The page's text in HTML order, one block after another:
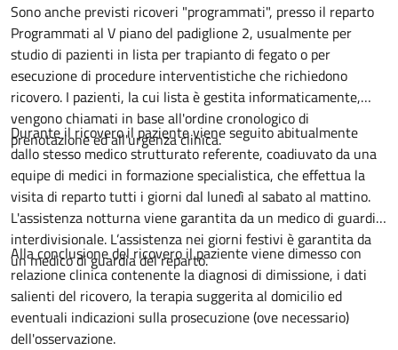
Sono anche previsti ricoveri "programmati", presso il reparto
Programmati al V piano del padiglione 2, usualmente per
studio di pazienti in lista per trapianto di fegato o per
esecuzione di procedure interventistiche che richiedono
ricovero. I pazienti, la cui lista è gestita informaticamente,
vengono chiamati in base all'ordine cronologico di
prenotazione ed all'urgenza clinica.
Durante il ricovero il paziente viene seguito abitualmente
dallo stesso medico strutturato referente, coadiuvato da una
equipe di medici in formazione specialistica, che effettua la
visita di reparto tutti i giorni dal lunedì al sabato al mattino.
L'assistenza notturna viene garantita da un medico di guardia
interdivisionale. L’assistenza nei giorni festivi è garantita da
un medico di guardia del reparto.
Alla conclusione del ricovero il paziente viene dimesso con
relazione clinica contenente la diagnosi di dimissione, i dati
salienti del ricovero, la terapia suggerita al domicilio ed
eventuali indicazioni sulla prosecuzione (ove necessario)
dell'osservazione.